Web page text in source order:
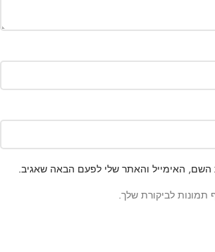
האימייל והאתר שלי לפעם הבאה שאגיב.
תמונות לביקורת שלך.